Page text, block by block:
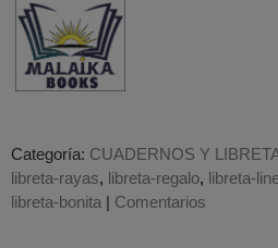
Categoría: CUADERNOS Y
libreta-rayas libreta-regalo libreta-
libreta-bonita | Comentarios